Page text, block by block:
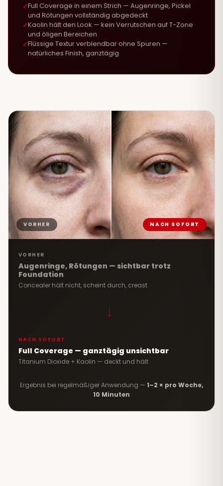
Full Coverage in einem Strich — Augenringe, Pickel
und Rötungen vollständig abgedeckt
Kaolin hält den Look — kein Verrutschen auf T-Zone
und öligen Bereichen
Flüssige Textur verblendbar ohne Spuren —
natürliches Finish, ganztägig
VORHER NACH SOFORT
VORHER
Augenringe, Rötungen — sichtbar trotz
Foundation
Concealer hält nicht, scheint durch, creast
→
NACH SOFORT
Full Coverage — ganztägig unsichtbar
Titanium Dioxide + Kaolin — deckt und hält
Ergebnis bei regelmäßiger Anwendung — 1–2 × pro Woche,
10 Minuten